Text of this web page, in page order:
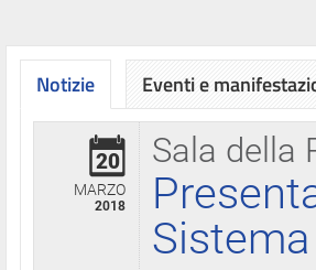
Notizie
Sala della
20
MARZO
2018
Eventi e